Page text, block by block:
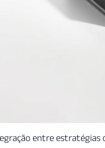
entre estratégias